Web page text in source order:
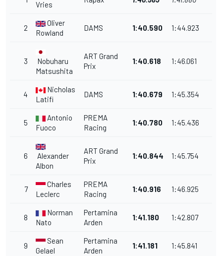
Vries
2
Oliver
Rowland
DAMS 1:40.590 1:44.923
3
Nobuharu
Matsushita
ART Grand
Prix
1:40.618 1:46.061
4
Nicholas
Latifi
DAMS 1:40.679 1:45.354
5
Antonio
Fuoco
PREMA
Racing
1:40.780 1:45.436
6
Alexander
Albon
ART Grand
Prix
1:40.844 1:45.754
7
Charles
Leclerc
PREMA
Racing
1:40.916 1:46.925
8
Norman
Nato
Pertamina
Arden
1:41.180 1:42.807
9
Sean
Gelael
Pertamina
Arden
1:41.181 1:45.841